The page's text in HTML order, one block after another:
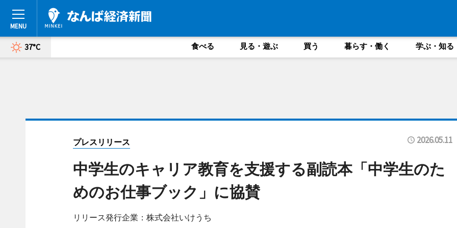
37°C 食べる 見る・遊ぶ 買う 暮らす・働く 学ぶ・知る
プレスリリース 2026.05.11
中学生のキャリア教育を支援する副読本「中学生のた
めのお仕事ブック」に協賛
リリース発行企業：株式会社いけうち